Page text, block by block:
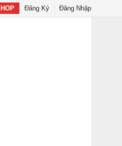
Đăng Ký Đăng Nhập